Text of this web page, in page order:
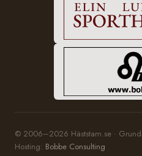
© 2006–2026 Häststam.se ·
Hosting: Bobbe Consulting